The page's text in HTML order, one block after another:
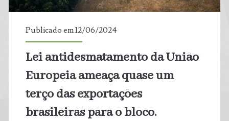
Publicado em 12/06/2024
Lei antidesmatamento da União
Europeia ameaça quase um
terço das exportações
brasileiras para o bloco.